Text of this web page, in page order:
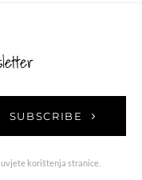
SUBSCRIBE
korištenja stranice.